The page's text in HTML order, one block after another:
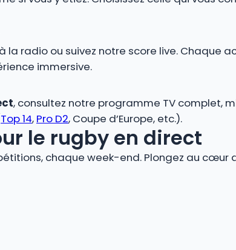
à la radio ou suivez notre score live. Chaque
immersive.
, consultez notre programme TV complet,
Top 14, Pro D2, Coupe d’Europe, etc.).
le rugby en direct
chaque week-end. Plongez au cœur